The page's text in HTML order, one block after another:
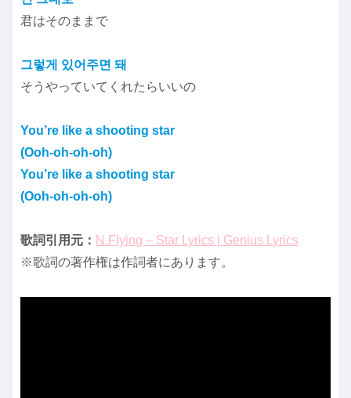
君はそのままで
그렇게 있어주면 돼
そうやっていてくれたらいいの
You’re like a shooting star
(Ooh-oh-oh-oh)
You’re like a shooting star
(Ooh-oh-oh-oh)
歌詞引用元： N.Flying – Star Lyrics | Genius Lyrics
※歌詞の著作権は作詞者にあります。